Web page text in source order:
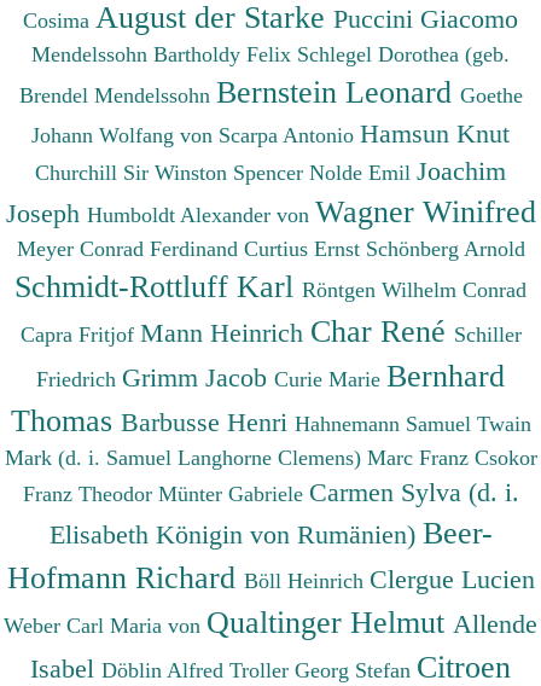
Cosima August der Starke Puccini Giacomo
Mendelssohn Bartholdy Felix Schlegel Dorothea (geb.
Brendel Mendelssohn Bernstein Leonard Goethe
Johann Wolfang von Scarpa Antonio Hamsun Knut
Churchill Sir Winston Spencer Nolde Emil Joachim
Joseph Humboldt Alexander von Wagner Winifred
Meyer Conrad Ferdinand Curtius Ernst Schönberg Arnold
Schmidt-Rottluff Karl Röntgen Wilhelm Conrad
Capra Fritjof Mann Heinrich Char René Schiller
Friedrich Grimm Jacob Curie Marie Bernhard
Thomas Barbusse Henri Hahnemann Samuel Twain
Mark (d. i. Samuel Langhorne Clemens) Marc Franz Csokor
Franz Theodor Münter Gabriele Carmen Sylva (d. i.
Elisabeth Königin von Rumänien) Beer-
Hofmann Richard Böll Heinrich Clergue Lucien
Weber Carl Maria von Qualtinger Helmut Allende
Isabel Döblin Alfred Troller Georg Stefan Citroen